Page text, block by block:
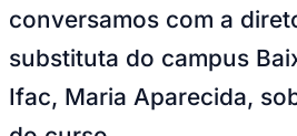
conversamos com a
substituta do campus
Ifac, Maria Aparecida,